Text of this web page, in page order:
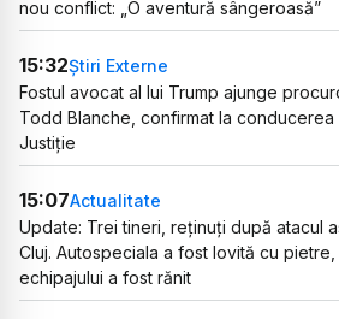
nou conflict: „O aventură sângeroasă”
15:32Știri Externe
Fostul avocat al lui Trump ajunge
Todd Blanche, confirmat la conducerea
Justiție
15:07Actualitate
Update: Trei tineri, reținuți după atacul
Cluj. Autospeciala a fost lovită cu pietre,
echipajului a fost rănit